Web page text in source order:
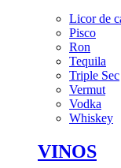
Licor de
Pisco
Ron
Tequila
Triple Sec
Vermut
Vodka
Whiskey
VINOS